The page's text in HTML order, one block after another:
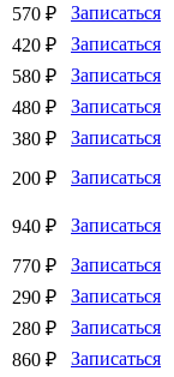
570 ₽
Записаться
420 ₽
Записаться
580 ₽
Записаться
480 ₽
Записаться
380 ₽
Записаться
200 ₽
Записаться
940 ₽
Записаться
770 ₽
Записаться
290 ₽
Записаться
280 ₽
Записаться
860 ₽
Записаться